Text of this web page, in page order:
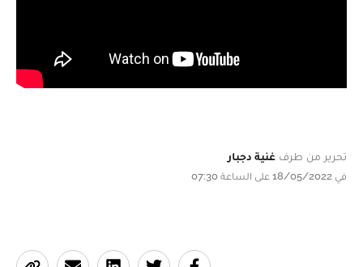
تحرير من طرف غنية دجبار
في 18/05/2022 على الساعة 07:30